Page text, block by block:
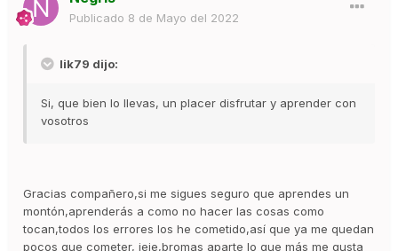
Publicado 8 de Mayo del 2022
lik79 dijo:
Si, que bien lo llevas, un placer disfrutar y aprender con
vosotros
Gracias compañero,si me sigues seguro que aprendes un
montón,aprenderás a como no hacer las cosas como
tocan,todos los errores los he cometido,así que ya me quedan
pocos que cometer, jeje,bromas aparte lo que más me gusta